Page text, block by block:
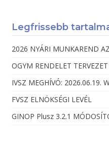
Legfrissebb
2026 NYÁRI MUNKAREND
OGYM RENDELET TERVEZET
IVSZ MEGHÍVÓ: 2026.06.19.
FVSZ ELNÖKSÉGI LEVÉL
GINOP Plusz 3.2.1